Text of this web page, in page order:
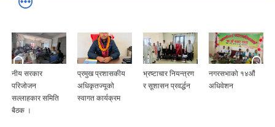
नीय सरकार
परिजोजन
सल्लाहकार समिति
बैठक ।
प्रमुख प्रशासकीय
अधिकृतज्यूको
स्वागत कार्यक्रम
भ्रष्टाचार नियन्त्रण
र सूशासन प्रवर्द्धन
नगरसभाको १४औं
अधिवेशन